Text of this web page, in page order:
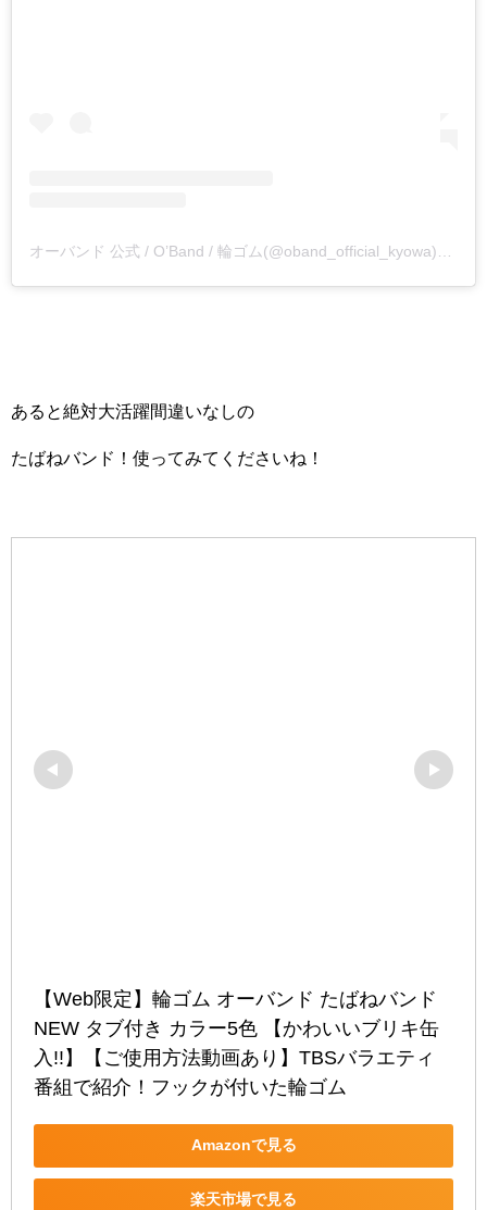
あると絶対大活躍間違いなしの
たばねバンド！使ってみてくださいね！
【Web限定】輪ゴム オーバンド たばねバンド
NEW タブ付き カラー5色 【かわいいブリキ缶
入!!】【ご使用方法動画あり】TBSバラエティ
番組で紹介！フックが付いた輪ゴム
Amazonで見る
楽天市場で見る